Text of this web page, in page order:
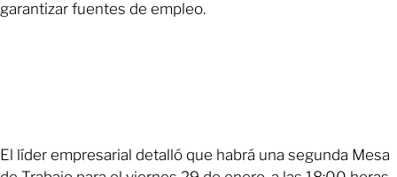
garantizar fuentes de empleo.
El líder empresarial detalló que habrá una segunda Mesa